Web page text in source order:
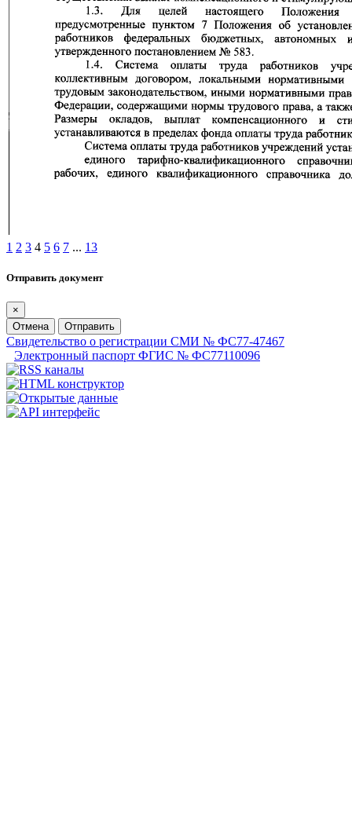
1 2 3 4 5 6 7 ... 13
Отправить документ
×
Отмена
Отправить
Свидетельство о регистрации СМИ № ФС77-47467
Электронный паспорт ФГИС № ФС77110096